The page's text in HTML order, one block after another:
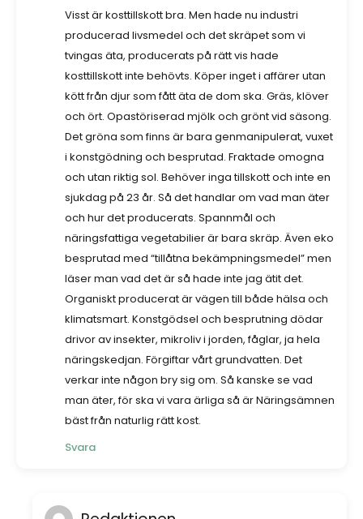
Visst är kosttillskott bra. Men hade nu industri
producerad livsmedel och det skräpet som vi
tvingas äta, producerats på rätt vis hade
kosttillskott inte behövts. Köper inget i affärer utan
kött från djur som fått äta de dom ska. Gräs, klöver
och ört. Opastöriserad mjölk och grönt vid säsong.
Det gröna som finns är bara genmanipulerat, vuxet
i konstgödning och besprutad. Fraktade omogna
och utan riktig sol. Behöver inga tillskott och inte en
sjukdag på 23 år. Så det handlar om vad man äter
och hur det producerats. Spannmål och
näringsfattiga vegetabilier är bara skräp. Även eko
besprutad med “tillåtna bekämpningsmedel” men
läser man vad det är så hade inte jag ätit det.
Organiskt producerat är vägen till både hälsa och
klimatsmart. Konstgödsel och besprutning dödar
drivor av insekter, mikroliv i jorden, fåglar, ja hela
näringskedjan. Förgiftar vårt grundvatten. Det
verkar inte någon bry sig om. Så kanske se vad
man äter, för ska vi vara ärliga så är Näringsämnen
bäst från naturlig rätt kost.
Svara